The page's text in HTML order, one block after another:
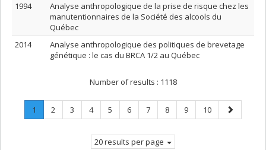
1994
Analyse anthropologique de la prise de risque chez les
manutentionnaires de la Société des alcools du
Québec
2014
Analyse anthropologique des politiques de brevetage
génétique : le cas du BRCA 1/2 au Québec
Number of results : 1118
Page
1
Current
Page
2 Page
3 Page
4 Page
5 Page
6 Page
7 Page
8 Page
9 Page
10
Next
page
20 results per page